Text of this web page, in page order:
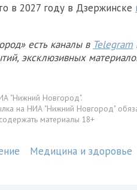
в 2027 году в Дзержинске
есть каналы в Telegram
эксклюзивных
"Нижний Новгород".
на НИА "Нижний Новгород"
материалы 18+
Медицина и здоровье